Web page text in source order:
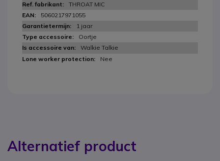
THROAT MIC
5060217971055
1 jaar
Oortje
Walkie Talkie
Nee
Alternatief product